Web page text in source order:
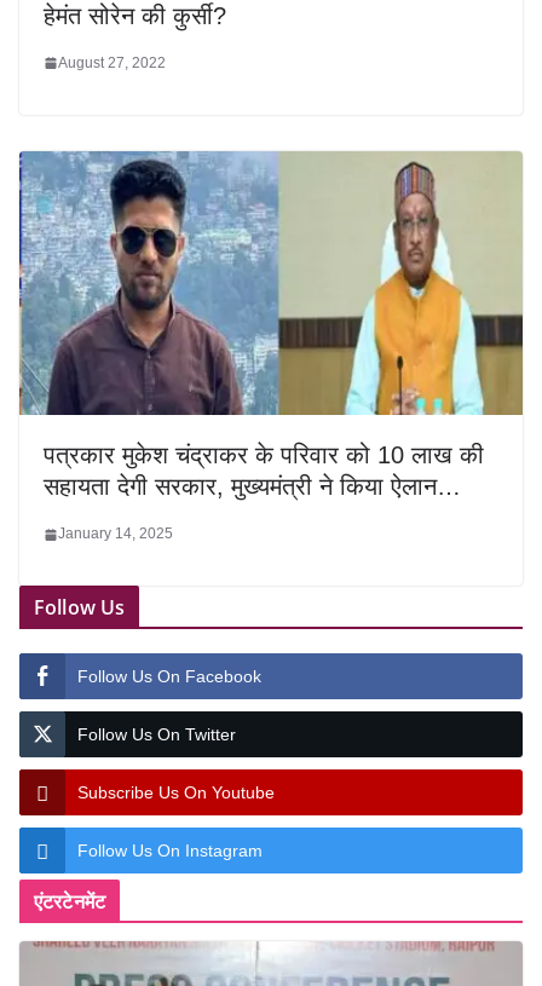
हेमंत सोरेन की कुर्सी?
August 27, 2022
पत्रकार मुकेश चंद्राकर के परिवार को 10 लाख की
सहायता देगी सरकार, मुख्यमंत्री ने किया ऐलान…
January 14, 2025
Follow Us
Follow Us On Facebook
Follow Us On Twitter
Subscribe Us On Youtube
Follow Us On Instagram
एंटरटेनमेंट